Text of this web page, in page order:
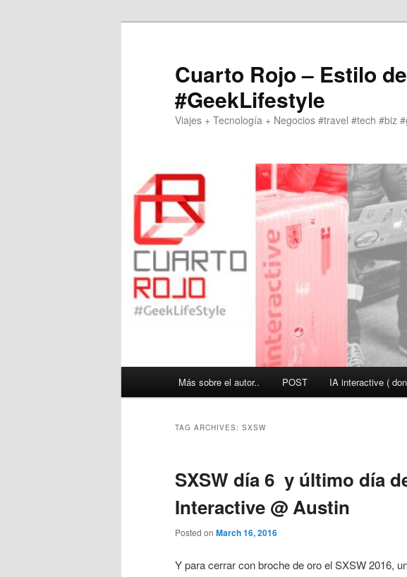
Cuarto Rojo – Estilo
#GeekLifestyle
Viajes + Tecnología + Negocios #travel #tech #biz
Más sobre el autor.. POST IA interactive (
TAG ARCHIVES: SXSW
SXSW día 6 y último día
Interactive @ Austin
Posted on March 16, 2016
Y para cerrar con broche de oro el SXSW 2016,